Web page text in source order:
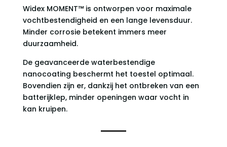
Widex MOMENT™ is ontworpen voor maximale
vochtbestendigheid en een lange levensduur.
Minder corrosie betekent immers meer
duurzaamheid.
De geavanceerde waterbestendige
nanocoating beschermt het toestel optimaal.
Bovendien zijn er, dankzij het ontbreken van een
batterijklep, minder openingen waar vocht in
kan kruipen.